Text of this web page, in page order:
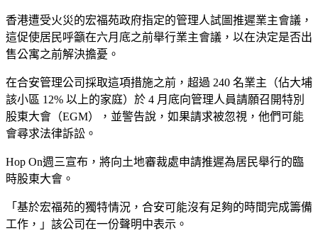
香港遭受火災的宏福苑政府指定的管理人試圖推遲業主會議，
這促使居民呼籲在六月底之前舉行業主會議，以在決定是否出
售公寓之前解決擔憂。
在合安管理公司採取這項措施之前，超過 240 名業主（佔大埔
該小區 12% 以上的家庭）於 4 月底向管理人員請願召開特別
股東大會（EGM），並警告說，如果請求被忽視，他們可能
會尋求法律訴訟。
Hop On週三宣布，將向土地審裁處申請推遲為居民舉行的臨
時股東大會。
「基於宏福苑的獨特情況，合安可能沒有足夠的時間完成籌備
工作，」該公司在一份聲明中表示。